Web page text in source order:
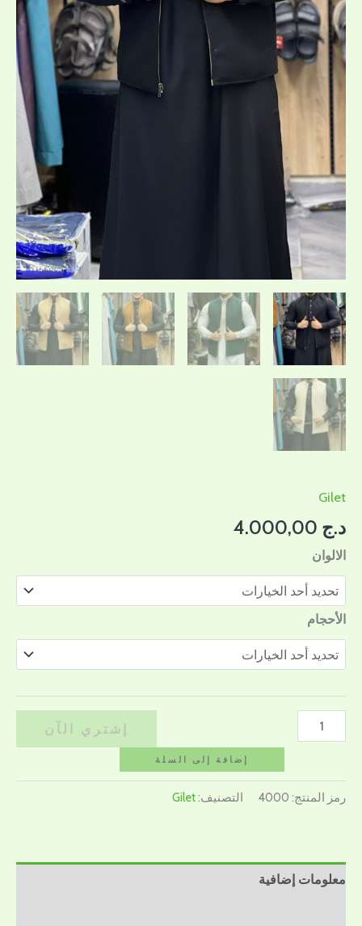
Gilet
د.ج
الالوان
الأحجام
إشتري الآن
إضافة إلى السلة
رمز المنتج: 4000 التصنيف:Gilet
معلومات إضافية